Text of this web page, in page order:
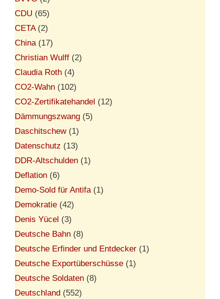
CDU (65)
CETA(2)
China(17)
Christian Wulff (2)
Claudia Roth (4)
CO2-Wahn (102)
CO2-Zertifikatehandel (12)
Dämmungszwang (5)
Daschitschew(1)
Datenschutz (13)
DDR-Altschulden (1)
Deflation (6)
Demo-Sold für Antifa(1)
Demokratie (42)
Denis Yücel (3)
Deutsche Bahn (8)
Deutsche Erfinder und Entdecker (1)
Deutsche Exportüberschüsse (1)
Deutsche Soldaten (8)
Deutschland (552)